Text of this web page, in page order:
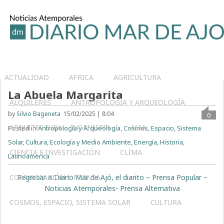
ACTUALIDAD AFRICA AGRICULTURA
ALQUILERES ANTROPOLOGÍA Y ARQUEOLOGÍA
ARQUITECTURA – INGENIERIA ASIA
CIENCIA E INVESTIGACIÓN CLIMA
COMUNICACIÓN Y PRENSA
COSMOS, ESPACIO, SISTEMA SOLAR CULTURA
La Abuela Margarita
by Silvio Bageneta 15/02/2025 | 8:04
0
Posted inAntropología y Arqueología,Cosmos, Espacio, Sistema
Solar,Cultura,Ecología y Medio Ambiente,Energía,Historia,
Latinoamerica
Regresar a Diario Mar de Ajó, el diarito – Prensa Popular –
Noticias Atemporales- Prensa Alternativa